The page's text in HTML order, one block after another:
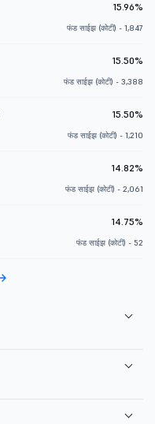
15.96%
फंड साईझ (कोटी) - 1,847
15.50%
फंड साईझ (कोटी) - 3,388
15.50%
फंड साईझ (कोटी) - 1,210
14.82%
फंड साईझ (कोटी) - 2,061
14.75%
फंड साईझ (कोटी) - 52